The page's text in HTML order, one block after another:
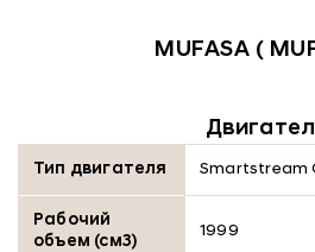
MUFASA (
Тип двигателя Smartstream
Рабочий
объем (см3)
1999